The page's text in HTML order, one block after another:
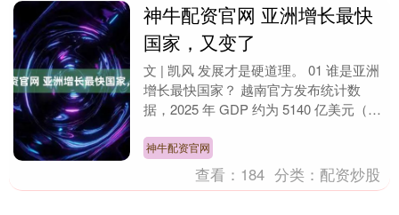
神牛配资官网 亚洲增长最快
国家，又变了
文 | 凯风 发展才是硬道理。 01 谁是亚洲
增长最快国家？ 越南官方发布统计数
据，2025 年 GDP 约为 5140 亿美元（约
神牛配资官网
查看： 184 分类： 配资炒股